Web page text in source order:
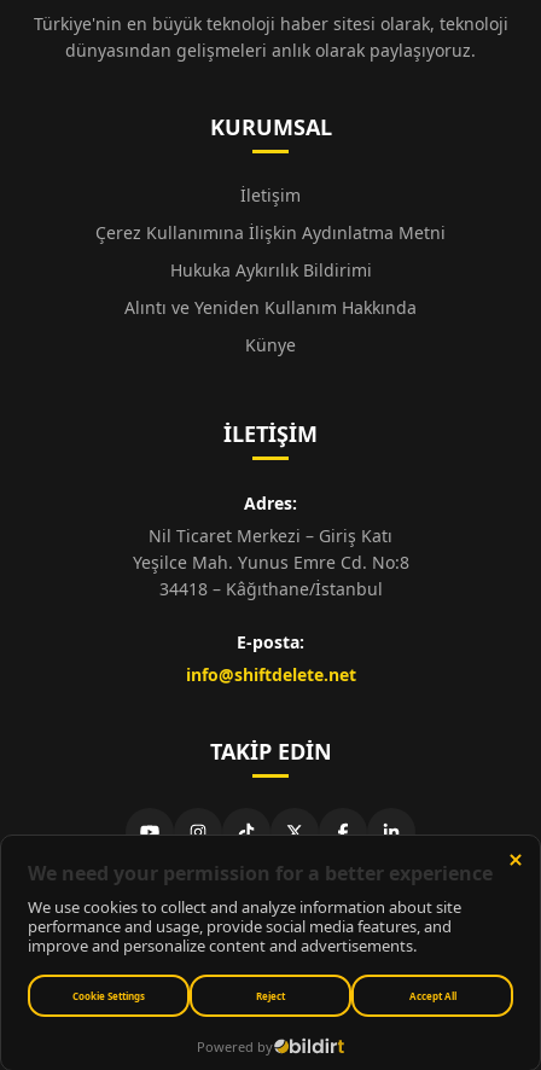
Türkiye'nin en büyük teknoloji haber sitesi olarak, teknoloji
dünyasından gelişmeleri anlık olarak paylaşıyoruz.
KURUMSAL
İletişim
Çerez Kullanımına İlişkin Aydınlatma Metni
Hukuka Aykırılık Bildirimi
Alıntı ve Yeniden Kullanım Hakkında
Künye
İLETIŞIM
Adres:
Nil Ticaret Merkezi – Giriş Katı
Yeşilce Mah. Yunus Emre Cd. No:8
34418 – Kâğıthane/İstanbul
E-posta:
info@shiftdelete.net
TAKIP EDIN
© 2026ShiftDelete.Net- Tüm hakları saklıdır.
ShiftDelete.Net, İnternet Medyası ve Bilişim Muhabirleri Derneği
üyesidir.